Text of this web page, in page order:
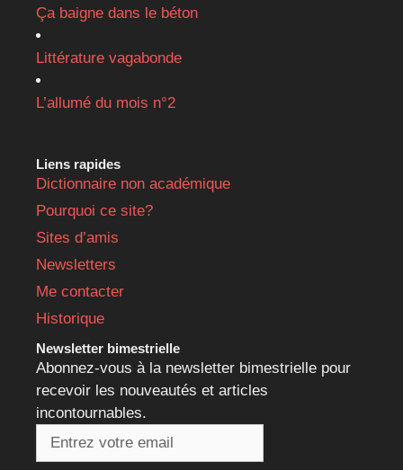
Ça baigne dans le béton
Littérature vagabonde
L’allumé du mois n°2
Liens rapides
Dictionnaire non académique
Pourquoi ce site?
Sites d’amis
Newsletters
Me contacter
Historique
Newsletter bimestrielle
Abonnez-vous à la newsletter bimestrielle pour
recevoir les nouveautés et articles
incontournables.